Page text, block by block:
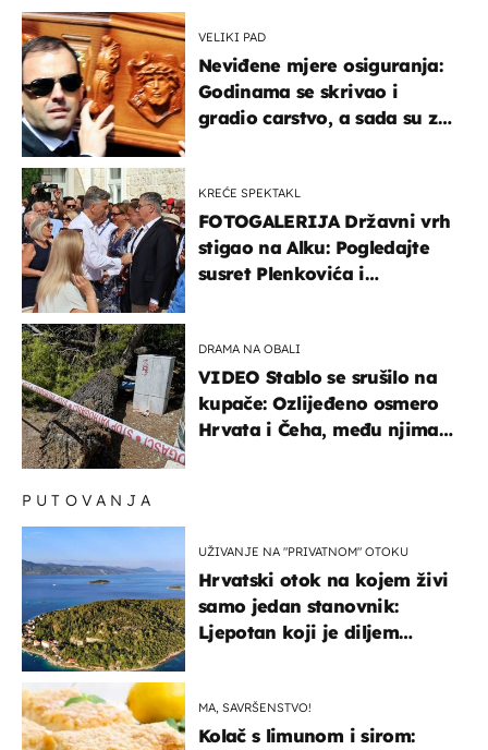
VELIKI PAD
Neviđene mjere osiguranja:
Godinama se skrivao i
gradio carstvo, a sada su za
KREĆE SPEKTAKL
FOTOGALERIJA Državni vrh
stigao na Alku: Pogledajte
susret Plenkovića i
DRAMA NA OBALI
VIDEO Stablo se srušilo na
kupače: Ozlijeđeno osmero
Hrvata i Čeha, među njima
PUTOVANJA
UŽIVANJE NA "PRIVATNOM" OTOKU
Hrvatski otok na kojem živi
samo jedan stanovnik:
Ljepotan koji je diljem
MA, SAVRŠENSTVO!
Kolač s limunom i sirom: